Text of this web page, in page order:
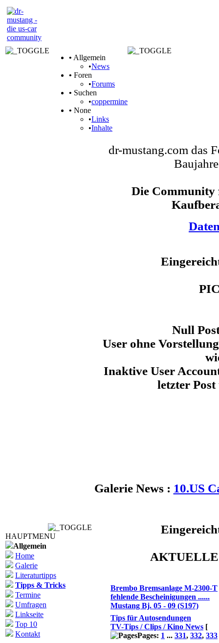
• Allgemein
•News
• Foren
•Forums
• Suchen
•coppermine
• None
•Links
•Inhalte
HAUPTMENU
Allgemein
Home
Galerie
Literaturtipps
Tipps & Tricks
Termine
Umfragen
Linkseite
Top 10
Kontakt
dr-mustang.com das
Die Community
Null
User ohne
Inaktive User
letzter
Galerie News : 10.US
Brembo Bremsanlage M-2300-T
fehlende Bescheinigungen ......
Mustang Bj. 05 - 09 (S197)
Tips für Autosendungen
TV-Tips / Clips / Kino News [
Pages: 1 ... 331, 332, 333